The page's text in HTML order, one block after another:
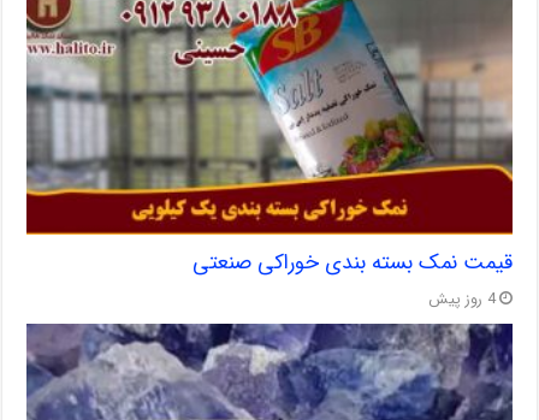
قیمت نمک بسته بندی خوراکی صنعتی
4 روز پیش